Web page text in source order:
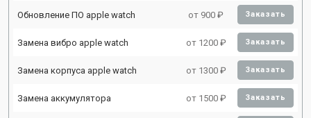
Обновление ПО apple watch от 900 ₽ Заказать
Замена вибро apple watch от 1200 ₽ Заказать
Замена корпуса apple watch от 1300 ₽ Заказать
Замена аккумулятора от 1500 ₽ Заказать